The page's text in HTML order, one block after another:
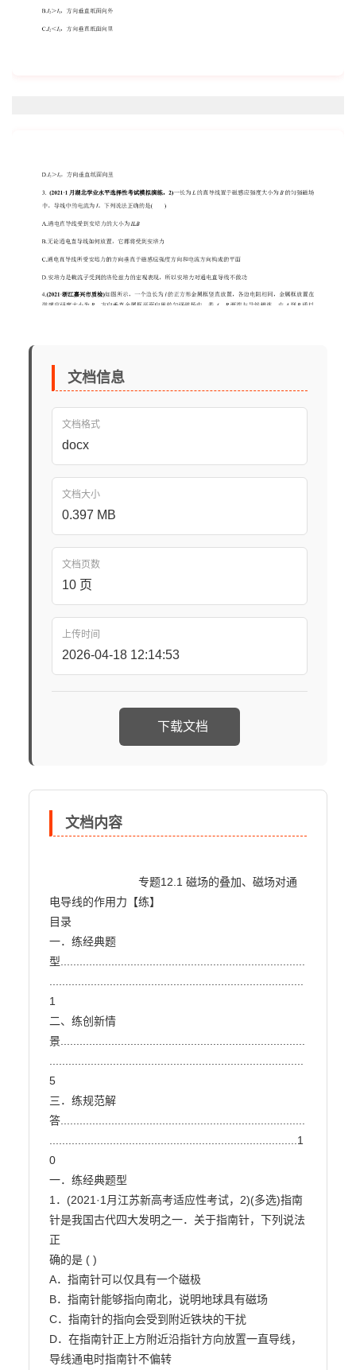
文档信息
文档格式
docx
文档大小
0.397 MB
文档页数
10 页
上传时间
2026-04-18 12:14:53
下载文档
文档内容
电导线的作用力【练】
目录
一．练经典题
型.............................................................................
1
二、练创新情
景.............................................................................
5
三．练规范解
答.............................................................................
..............................................................................1
0
一．练经典题型
1．(2021·1月江苏新高考适应性考试，2)(多选)指南
针是我国古代四大发明之一．关于指南针，下列说法
正
确的是 ( )
A．指南针可以仅具有一个磁极
B．指南针能够指向南北，说明地球具有磁场
C．指南针的指向会受到附近铁块的干扰
D．在指南针正上方附近沿指针方向放置一直导线，
导线通电时指南针不偏转